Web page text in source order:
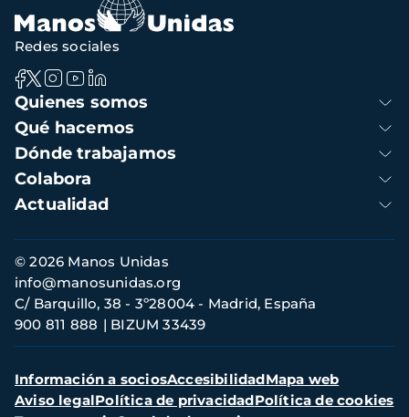
Navegación
principal
Quienes somos
Qué hacemos
Dónde trabajamos
Colabora
Actualidad
Redes sociales
Información
de
contacto
© 2026 Manos Unidas
C/ Barquillo, 38 - 3º28004 - Madrid, España
900 811 888
BIZUM 33439
info@manosunidas.org
Menú
secundario
Información a sociosAccesibilidadMapa web
Aviso legalPolítica de privacidadPolítica de cookies